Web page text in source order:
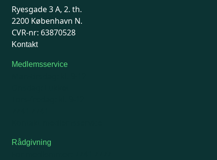
Ryesgade 3 A, 2. th.
2200 København N.
CVR-nr: 63870528
Kontakt
Medlemsservice
Rådgivning